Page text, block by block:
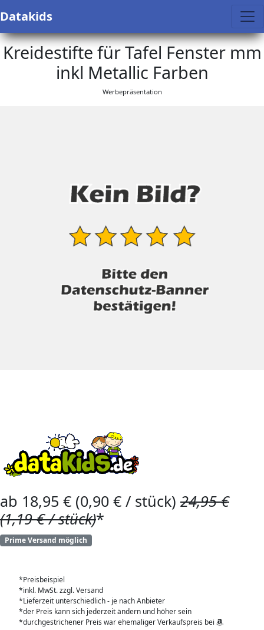
Datakids
Kreidestifte für Tafel Fenster mm
inkl Metallic Farben
Werbepräsentation
ab 18,95 € (0,90 € / stück) 24,95 €
(1,19 € / stück)*
Prime Versand möglich
*Preisbeispiel
*inkl. MwSt. zzgl. Versand
*Lieferzeit unterschiedlich - je nach Anbieter
*der Preis kann sich jederzeit ändern und höher sein
*durchgestrichener Preis war ehemaliger Verkaufspreis bei